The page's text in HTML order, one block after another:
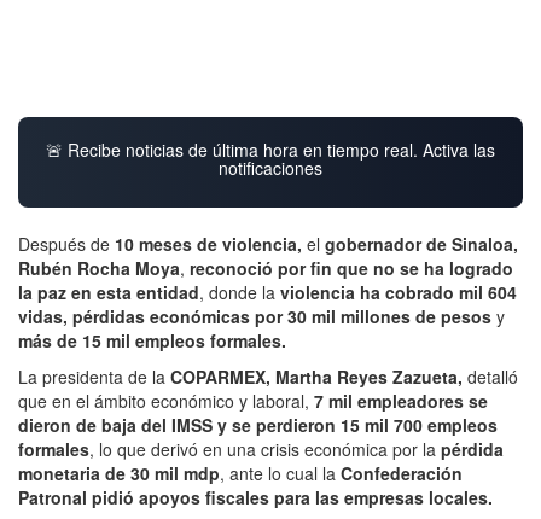
🚨 Recibe noticias de última hora en tiempo real. Activa las
notificaciones
Después de 10 meses de violencia, el gobernador de Sinaloa,
Rubén Rocha Moya, reconoció por fin que no se ha logrado
la paz en esta entidad, donde la violencia ha cobrado mil 604
vidas, pérdidas económicas por 30 mil millones de pesos y
más de 15 mil empleos formales.
La presidenta de la COPARMEX, Martha Reyes Zazueta, detalló
que en el ámbito económico y laboral, 7 mil empleadores se
dieron de baja del IMSS y se perdieron 15 mil 700 empleos
formales, lo que derivó en una crisis económica por la pérdida
monetaria de 30 mil mdp, ante lo cual la Confederación
Patronal pidió apoyos fiscales para las empresas locales.